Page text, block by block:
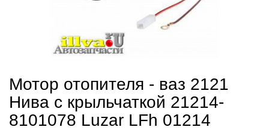
Мотор отопителя - ваз 2121
Нива с крыльчаткой 21214-
8101078 Luzar LFh 01214